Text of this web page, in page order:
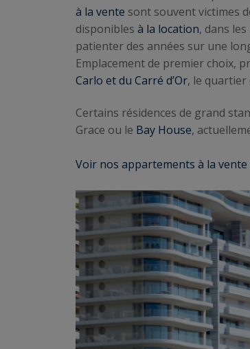
à la vente sont souvent victimes
disponibles à la location, dans
patienter des années sur une
Emplacement de premier choix,
Carlo et du Carré d’Or, le quartier
Certains résidences de grand
Grace ou le Bay House,
Voir nos appartements à la